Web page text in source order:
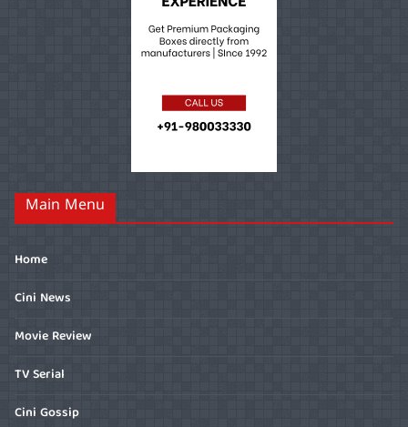
Main Menu
Home
Cini News
Movie Review
TV Serial
Cini Gossip